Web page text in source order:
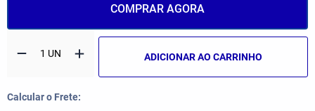
COMPRAR AGORA
ADICIONAR AO CARRINHO